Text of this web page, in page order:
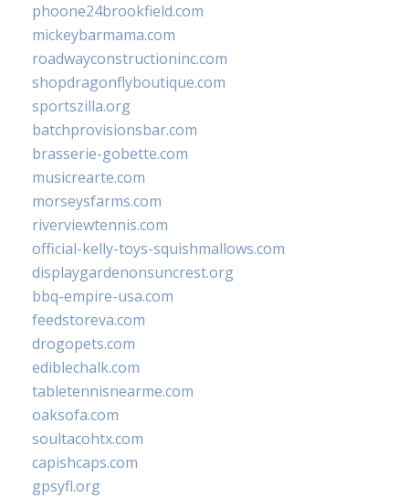
phoone24brookfield.com
mickeybarmama.com
roadwayconstructioninc.com
shopdragonflyboutique.com
sportszilla.org
batchprovisionsbar.com
brasserie-gobette.com
musicrearte.com
morseysfarms.com
riverviewtennis.com
official-kelly-toys-squishmallows.com
displaygardenonsuncrest.org
bbq-empire-usa.com
feedstoreva.com
drogopets.com
ediblechalk.com
tabletennisnearme.com
oaksofa.com
soultacohtx.com
capishcaps.com
gpsyfl.org